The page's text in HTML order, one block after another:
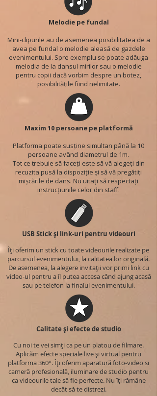
Melodie pe fundal
Mini-clipurile au de asemenea posibilitatea de a
avea pe fundal o melodie aleasă de gazdele
evenimentului. Spre exemplu se poate adăuga
melodia de la dansul mirilor sau o melodie
pentru copii dacă vorbim despre un botez,
posibilitățile fiind nelimitate.
Maxim 10 persoane pe platformă
Platforma poate susține simultan până la 10
persoane având diametrul de 1m.
Tot ce trebuie să faceți este să vă alegeți din
recuzita pusă la dispoziție și să vă pregătiți
mișcările de dans. Nu uitați să respectați
instrucțiunile celor din staff.
USB Stick și link-uri pentru videouri
Îți oferim un stick cu toate videourile realizate pe
parcursul evenimentului, la calitatea lor originală.
De asemenea, la alegere invitații vor primi link cu
video-ul pentru a îl putea accesa când ajung acasă
sau pe telefon la finalul evenimentului.
Calitate și efecte de studio
Cu noi te vei simți ca pe un platou de filmare.
Aplicăm efecte speciale live și virtual pentru
platforma 360°. Îți oferim aparatură foto-video si
cameră profesională, iluminare de studio pentru
ca videourile tale să fie perfecte. Nu îți rămâne
decât să te distrezi.